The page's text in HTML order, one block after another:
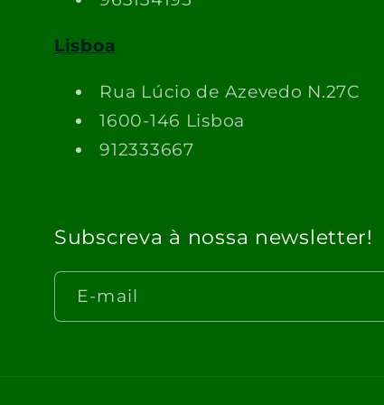
Lisboa
Rua Lúcio de Azevedo N.27C
1600-146 Lisboa
912333667
Subscreva à nossa newsletter!
E-mail